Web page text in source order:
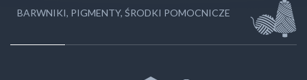
BARWNIKI, PIGMENTY, ŚRODKI POMOCNICZE